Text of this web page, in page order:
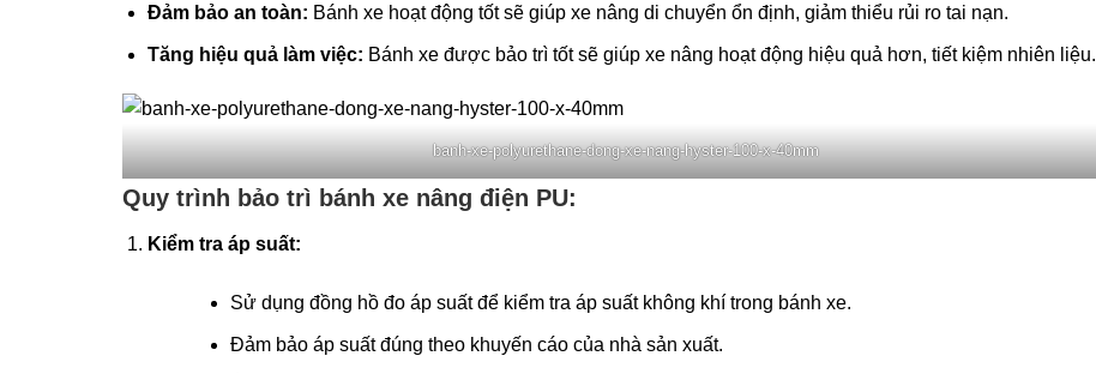
Đảm bảo an toàn: Bánh xe hoạt động tốt sẽ giúp xe nâng di chuyển ổn định, giảm thiểu rủi ro tai nạn.
Tăng hiệu quả làm việc: Bánh xe được bảo trì tốt sẽ giúp xe nâng hoạt động hiệu quả hơn, tiết kiệm nhiên liệu.
banh-xe-polyurethane-dong-xe-nang-hyster-100-x-40mm
Quy trình bảo trì bánh xe nâng điện PU:
Kiểm tra áp suất:
Sử dụng đồng hồ đo áp suất để kiểm tra áp suất không khí trong bánh xe.
Đảm bảo áp suất đúng theo khuyến cáo của nhà sản xuất.